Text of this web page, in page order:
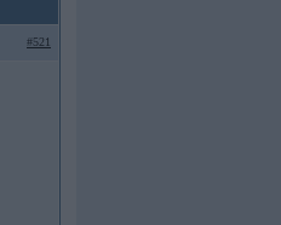
#521